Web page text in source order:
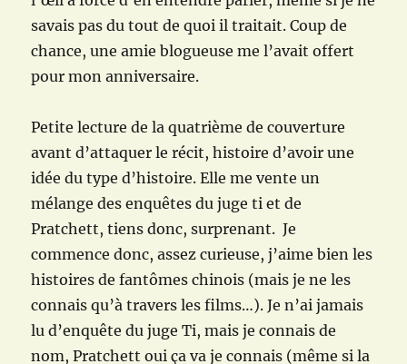
savais pas du tout de quoi il traitait. Coup de
chance, une amie blogueuse me l’avait offert
pour mon anniversaire.
Petite lecture de la quatrième de couverture
avant d’attaquer le récit, histoire d’avoir une
idée du type d’histoire. Elle me vente un
mélange des enquêtes du juge ti et de
Pratchett, tiens donc, surprenant. Je
commence donc, assez curieuse, j’aime bien les
histoires de fantômes chinois (mais je ne les
connais qu’à travers les films…). Je n’ai jamais
lu d’enquête du juge Ti, mais je connais de
nom, Pratchett oui ça va je connais (même si la